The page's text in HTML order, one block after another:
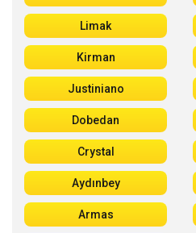
Limak
Kirman
Justiniano
Dobedan
Crystal
Aydınbey
Armas